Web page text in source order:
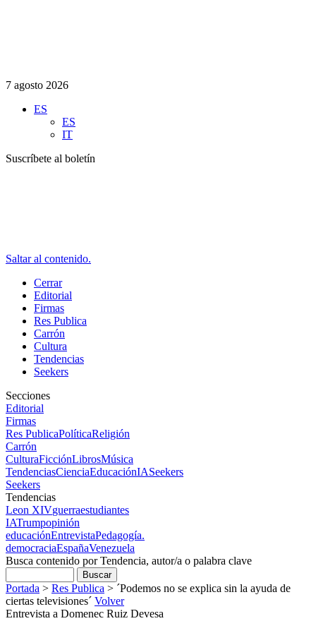
7 agosto 2026
ES
ES
IT
Suscríbete al boletín
Saltar al contenido.
Cerrar
Editorial
Firmas
Res Publica
Carrón
Cultura
Tendencias
Seekers
Secciones
Editorial
Firmas
Res PublicaPolíticaReligión
Carrón
CulturaFicciónLibrosMúsica
TendenciasCienciaEducaciónIASeekers
Seekers
Tendencias
Leon XIVguerraestudiantes
IATrumpopinión
educaciónEntrevistaPedagogía.
democraciaEspañaVenezuela
Busca contenido por Tendencia, autor/a o palabra clave
Portada > Res Publica > ´Podemos no se explica sin la ayuda de
ciertas televisiones´ Volver
Entrevista a Domenec Ruiz Devesa